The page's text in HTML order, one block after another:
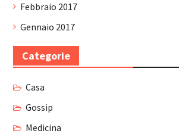
Febbraio 2017
Gennaio 2017
Categorie
Casa
Gossip
Medicina